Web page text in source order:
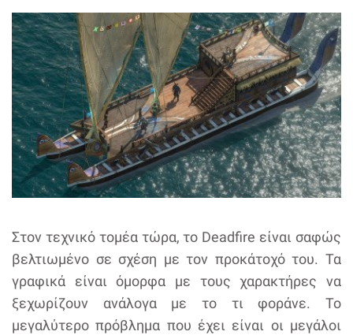
Στον τεχνικό τομέα τώρα, το Deadfire είναι σαφώς
βελτιωμένο σε σχέση με τον προκάτοχό του. Τα
γραφικά είναι όμορφα με τους χαρακτήρες να
ξεχωρίζουν ανάλογα με το τι φοράνε. Το
μεγαλύτερο πρόβλημα που έχει είναι οι μεγάλοι